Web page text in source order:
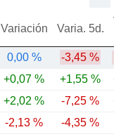
Variación Varia. 5d.
0,00 % -3,45 %
+0,07 % +1,55 %
+2,02 % -7,25 %
-2,13 % -4,35 %